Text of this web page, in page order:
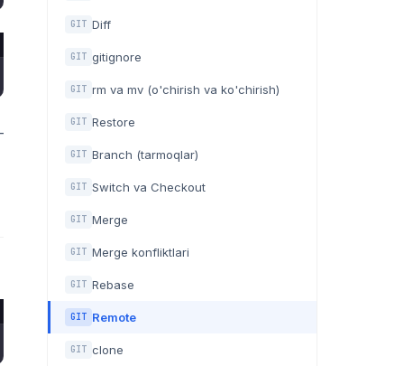
GIT Diff
GIT gitignore
GIT rm va mv (o'chirish va ko'chirish)
GIT Restore
GIT Branch (tarmoqlar)
GIT Switch va Checkout
GIT Merge
GIT Merge konfliktlari
GIT Rebase
GIT Remote
GIT clone